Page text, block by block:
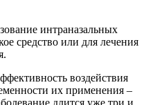
интраназальных
средство или для лечения
воздействия
их применения –
длится уже три и